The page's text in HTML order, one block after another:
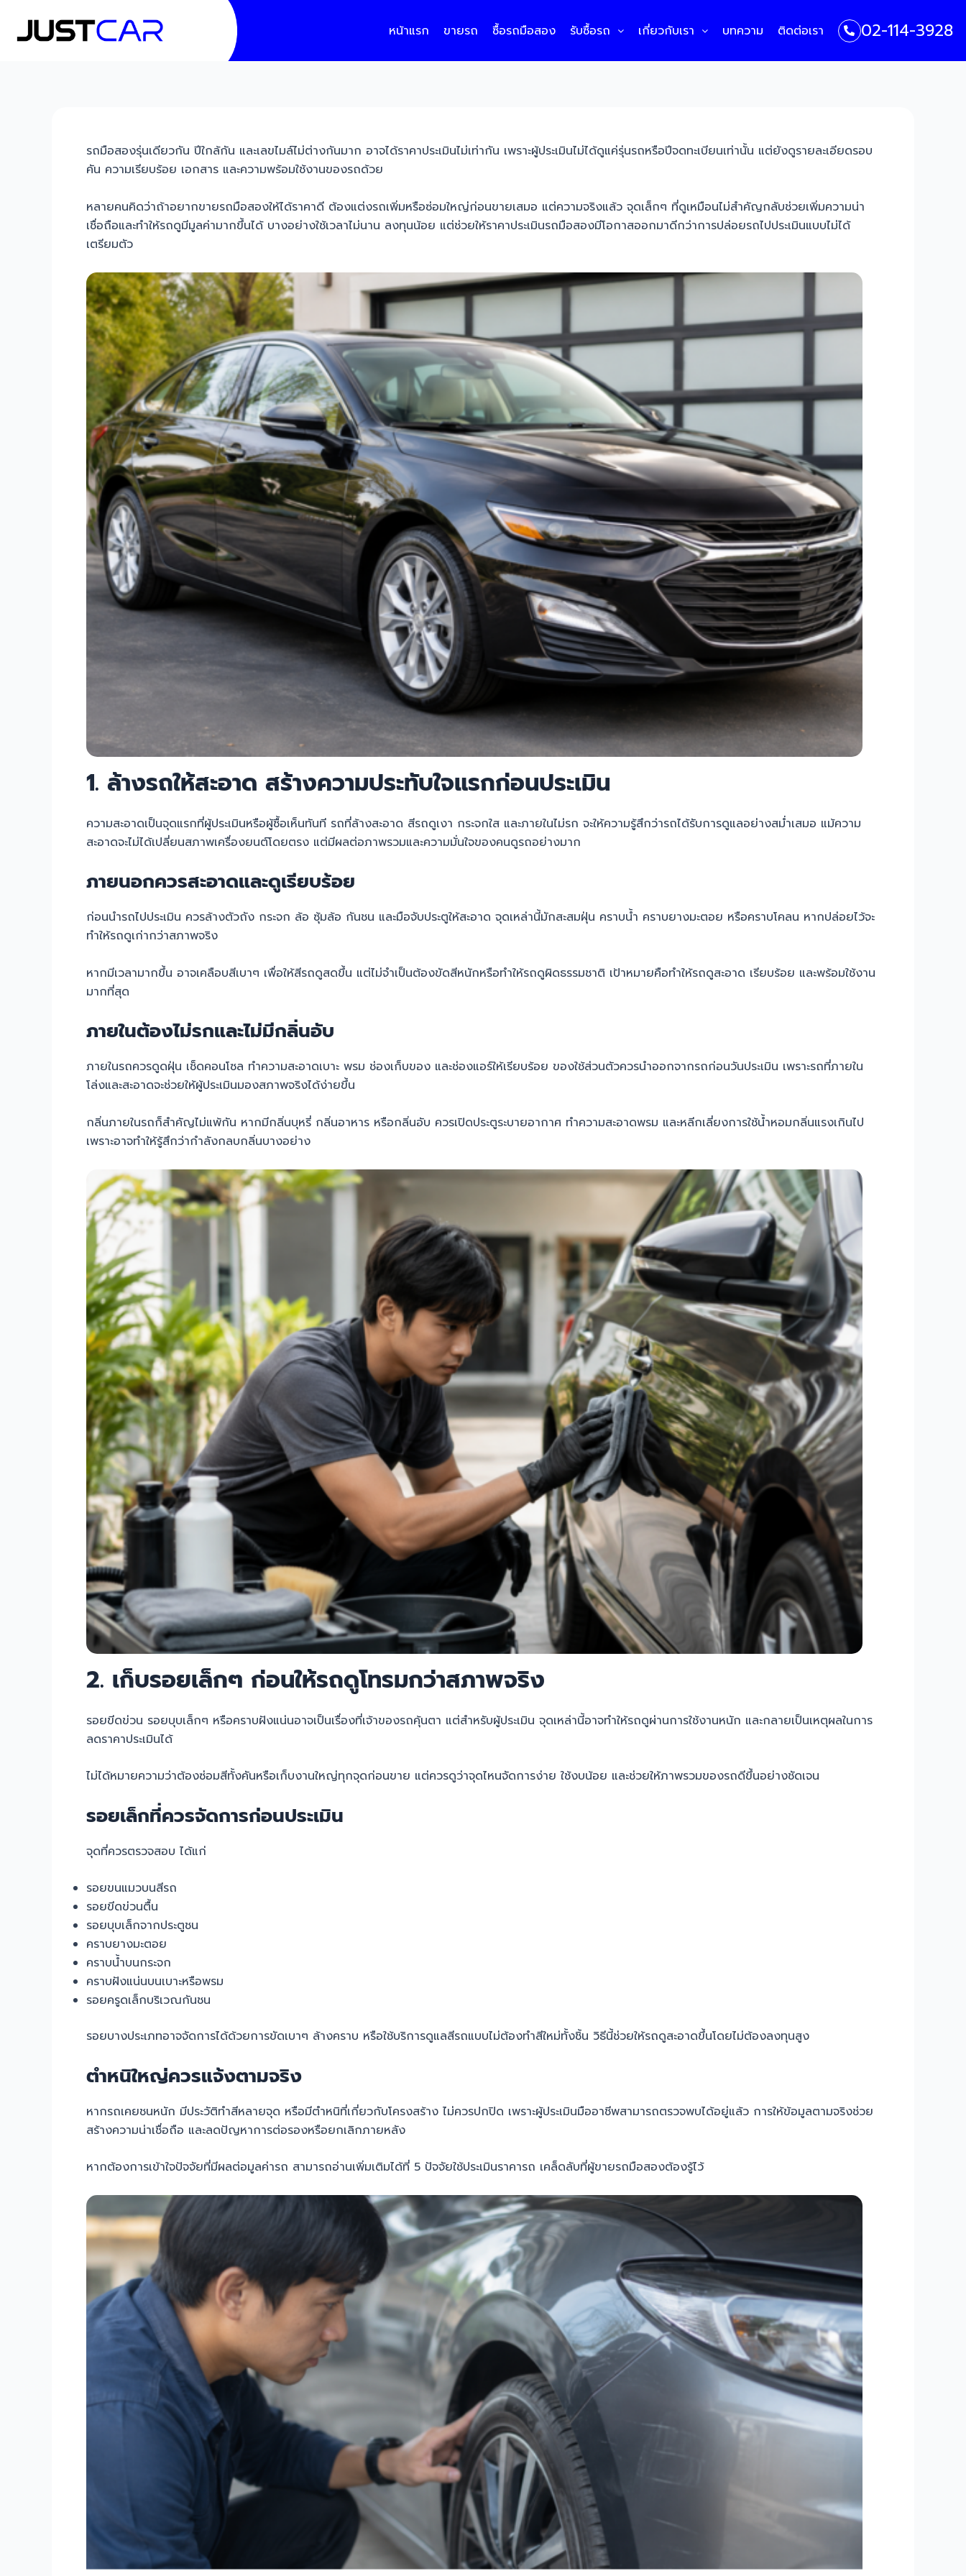
content
หน้าแรก ขายรถ ซื้อรถมือสอง รับซื้อรถ เกี่ยวกับเรา บทความ ติดต่อเรา 02-114-3928
รถมือสองรุ่นเดียวกัน ปีใกล้กัน และเลขไมล์ไม่ต่างกันมาก อาจได้ราคาประเมินไม่เท่ากัน เพราะผู้ประเมินไม่ได้ดูแค่รุ่นรถหรือปีจดทะเบียนเท่านั้น แต่ยังดูรายละเอียดรอบ
คัน ความเรียบร้อย เอกสาร และความพร้อมใช้งานของรถด้วย
หลายคนคิดว่าถ้าอยากขายรถมือสองให้ได้ราคาดี ต้องแต่งรถเพิ่มหรือซ่อมใหญ่ก่อนขายเสมอ แต่ความจริงแล้ว จุดเล็กๆ ที่ดูเหมือนไม่สำคัญกลับช่วยเพิ่มความน่า
เชื่อถือและทำให้รถดูมีมูลค่ามากขึ้นได้ บางอย่างใช้เวลาไม่นาน ลงทุนน้อย แต่ช่วยให้ราคาประเมินรถมือสองมีโอกาสออกมาดีกว่าการปล่อยรถไปประเมินแบบไม่ได้
เตรียมตัว
1. ล้างรถให้สะอาด สร้างความประทับใจแรกก่อนประเมิน
ความสะอาดเป็นจุดแรกที่ผู้ประเมินหรือผู้ซื้อเห็นทันที รถที่ล้างสะอาด สีรถดูเงา กระจกใส และภายในไม่รก จะให้ความรู้สึกว่ารถได้รับการดูแลอย่างสม่ำเสมอ แม้ความ
สะอาดจะไม่ได้เปลี่ยนสภาพเครื่องยนต์โดยตรง แต่มีผลต่อภาพรวมและความมั่นใจของคนดูรถอย่างมาก
ภายนอกควรสะอาดและดูเรียบร้อย
ก่อนนำรถไปประเมิน ควรล้างตัวถัง กระจก ล้อ ซุ้มล้อ กันชน และมือจับประตูให้สะอาด จุดเหล่านี้มักสะสมฝุ่น คราบน้ำ คราบยางมะตอย หรือคราบโคลน หากปล่อยไว้จะ
ทำให้รถดูเก่ากว่าสภาพจริง
หากมีเวลามากขึ้น อาจเคลือบสีเบาๆ เพื่อให้สีรถดูสดขึ้น แต่ไม่จำเป็นต้องขัดสีหนักหรือทำให้รถดูผิดธรรมชาติ เป้าหมายคือทำให้รถดูสะอาด เรียบร้อย และพร้อมใช้งาน
มากที่สุด
ภายในต้องไม่รกและไม่มีกลิ่นอับ
ภายในรถควรดูดฝุ่น เช็ดคอนโซล ทำความสะอาดเบาะ พรม ช่องเก็บของ และช่องแอร์ให้เรียบร้อย ของใช้ส่วนตัวควรนำออกจากรถก่อนวันประเมิน เพราะรถที่ภายใน
โล่งและสะอาดจะช่วยให้ผู้ประเมินมองสภาพจริงได้ง่ายขึ้น
กลิ่นภายในรถก็สำคัญไม่แพ้กัน หากมีกลิ่นบุหรี่ กลิ่นอาหาร หรือกลิ่นอับ ควรเปิดประตูระบายอากาศ ทำความสะอาดพรม และหลีกเลี่ยงการใช้น้ำหอมกลิ่นแรงเกินไป
เพราะอาจทำให้รู้สึกว่ากำลังกลบกลิ่นบางอย่าง
2. เก็บรอยเล็กๆ ก่อนให้รถดูโทรมกว่าสภาพจริง
รอยขีดข่วน รอยบุบเล็กๆ หรือคราบฝังแน่นอาจเป็นเรื่องที่เจ้าของรถคุ้นตา แต่สำหรับผู้ประเมิน จุดเหล่านี้อาจทำให้รถดูผ่านการใช้งานหนัก และกลายเป็นเหตุผลในการ
ลดราคาประเมินได้
ไม่ได้หมายความว่าต้องซ่อมสีทั้งคันหรือเก็บงานใหญ่ทุกจุดก่อนขาย แต่ควรดูว่าจุดไหนจัดการง่าย ใช้งบน้อย และช่วยให้ภาพรวมของรถดีขึ้นอย่างชัดเจน
รอยเล็กที่ควรจัดการก่อนประเมิน
จุดที่ควรตรวจสอบ ได้แก่
รอยขนแมวบนสีรถ
รอยขีดข่วนตื้น
รอยบุบเล็กจากประตูชน
คราบยางมะตอย
คราบน้ำบนกระจก
คราบฝังแน่นบนเบาะหรือพรม
รอยครูดเล็กบริเวณกันชน
รอยบางประเภทอาจจัดการได้ด้วยการขัดเบาๆ ล้างคราบ หรือใช้บริการดูแลสีรถแบบไม่ต้องทำสีใหม่ทั้งชิ้น วิธีนี้ช่วยให้รถดูสะอาดขึ้นโดยไม่ต้องลงทุนสูง
ตำหนิใหญ่ควรแจ้งตามจริง
หากรถเคยชนหนัก มีประวัติทำสีหลายจุด หรือมีตำหนิที่เกี่ยวกับโครงสร้าง ไม่ควรปกปิด เพราะผู้ประเมินมืออาชีพสามารถตรวจพบได้อยู่แล้ว การให้ข้อมูลตามจริงช่วย
สร้างความน่าเชื่อถือ และลดปัญหาการต่อรองหรือยกเลิกภายหลัง
หากต้องการเข้าใจปัจจัยที่มีผลต่อมูลค่ารถ สามารถอ่านเพิ่มเติมได้ที่ 5 ปัจจัยใช้ประเมินราคารถ เคล็ดลับที่ผู้ขายรถมือสองต้องรู้ไว้
navigation